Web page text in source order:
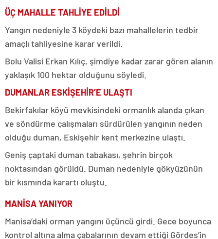
ÜÇ MAHALLE TAHLİYE EDİLDİ
Yangın nedeniyle 3 köydeki bazı mahallelerin tedbir
amaçlı tahliyesine karar verildi.
Bolu Valisi Erkan Kılıç, şimdiye kadar zarar gören alanın
yaklaşık 100 hektar olduğunu söyledi.
DUMANLAR ESKİŞEHİR’E ULAŞTI
Bekirfakılar köyü mevkisindeki ormanlık alanda çıkan
ve söndürme çalışmaları sürdürülen yangının neden
olduğu duman, Eskişehir kent merkezine ulaştı.
Geniş çaptaki duman tabakası, şehrin birçok
noktasından görüldü. Duman nedeniyle gökyüzünün
bir kısmında karartı oluştu.
MANİSA YANIYOR
Manisa’daki orman yangını üçüncü girdi. Gece boyunca
kontrol altına alma çabalarının devam ettiği Gördes’in